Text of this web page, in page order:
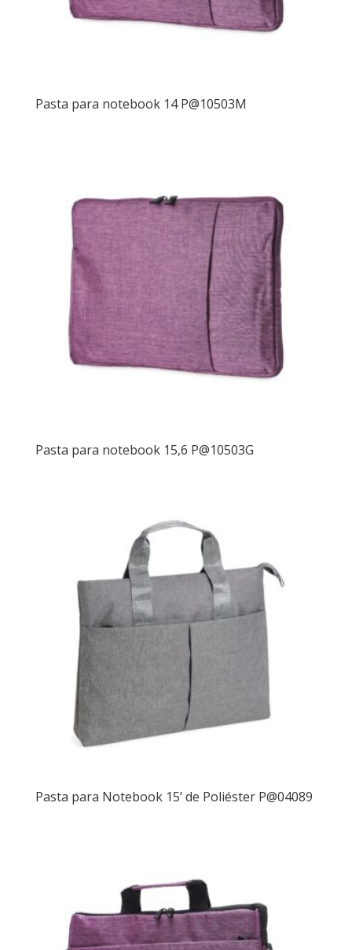
Pasta para notebook 14 P@10503M
Pasta para notebook 15,6 P@10503G
Pasta para Notebook 15’ de Poliéster P@04089